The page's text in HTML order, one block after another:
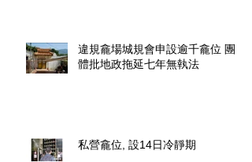
違規龕場城規會申設逾千龕位 團
體批地政拖延七年無執法
私營龕位, 設14日冷靜期